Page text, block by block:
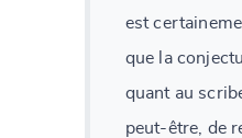
est
que la
quant au
peut-être, de